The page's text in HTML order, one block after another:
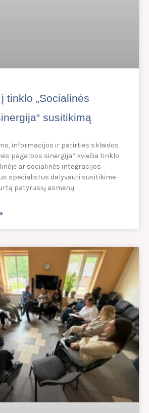
tinklo „Socialinės
susitikimą
informacijos ir patirties sklaidos
pagalbos sinergija“ kviečia tinklo
ar socialinės integracijos
specialistus dalyvauti susitikime–
patyrusių asmenų